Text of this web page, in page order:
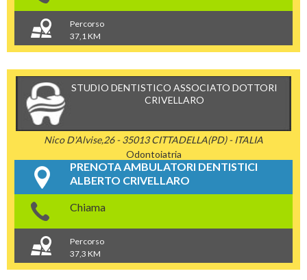
Percorso
37,1 KM
STUDIO DENTISTICO ASSOCIATO DOTTORI
CRIVELLARO
Nico D'Alvise,26 - 35013 CITTADELLA(PD) - ITALIA
Odontoiatria
PRENOTA AMBULATORI DENTISTICI
ALBERTO CRIVELLARO
Chiama
Percorso
37,3 KM